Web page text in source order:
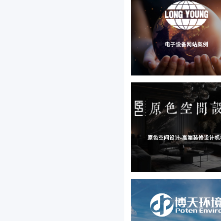
电子设备网站案例
原色空间设计-高端装修设计